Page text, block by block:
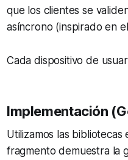
que los clientes se
asíncrono (inspirado en
Cada dispositivo de
Implementación
Utilizamos las bibliotecas
fragmento demuestra la